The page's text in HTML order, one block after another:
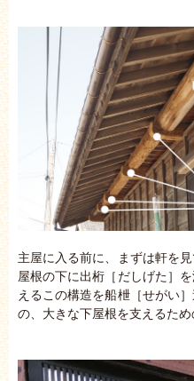
主屋に入る前に、まずは軒を
屋根の下に出桁［だしげた］
えるこの構造を船枻［せがい
の、大きな下屋根を支えるため